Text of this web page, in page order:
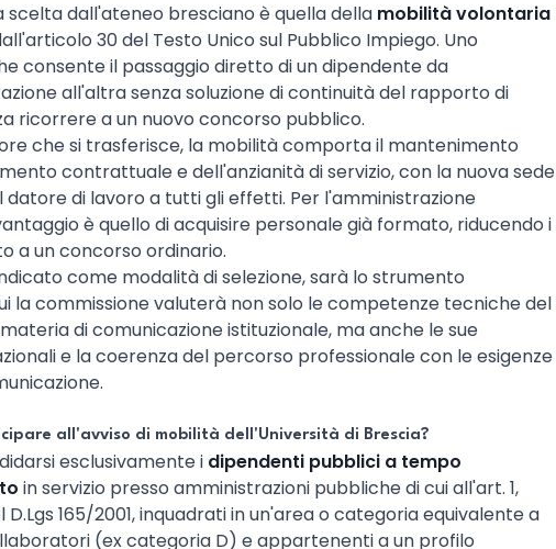
scelta dall'ateneo bresciano è quella della mobilità volontaria
30 del Testo Unico sul Pubblico Impiego. Uno
consente il passaggio diretto di un dipendente da
all'altra senza soluzione di continuità del rapporto di
ricorrere a un nuovo concorso pubblico.
che si trasferisce, la mobilità comporta il mantenimento
contrattuale e dell'anzianità di servizio, con la nuova sede
datore di lavoro a tutti gli effetti. Per l'amministrazione
è quello di acquisire personale già formato, riducendo i
a un concorso ordinario.
come modalità di selezione, sarà lo strumento
la commissione valuterà non solo le competenze tecniche del
di comunicazione istituzionale, ma anche le sue
e la coerenza del percorso professionale con le esigenze
all'avviso di mobilità dell'Università di Brescia?
esclusivamente i dipendenti pubblici a tempo
in servizio presso amministrazioni pubbliche di cui all'art. 1,
D.Lgs 165/2001, inquadrati in un'area o categoria equivalente a
(ex categoria D) e appartenenti a un profilo